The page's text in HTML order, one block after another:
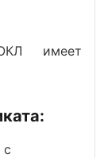
имеет
с